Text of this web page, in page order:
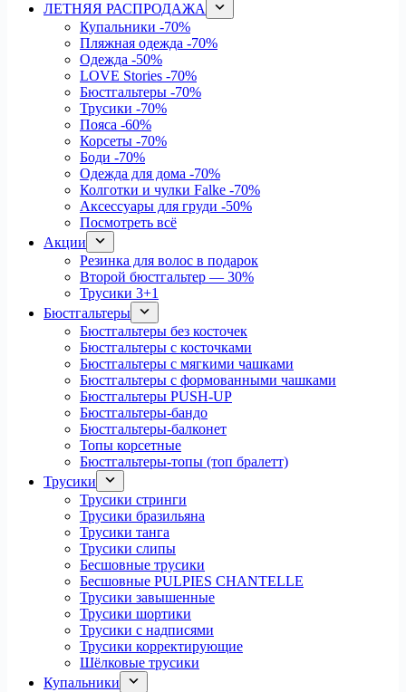
ЛЕТНЯЯ РАСПРОДАЖА
Купальники -70%
Пляжная одежда -70%
Одежда -50%
LOVE Stories -70%
Бюстгальтеры -70%
Трусики -70%
Пояса -60%
Корсеты -70%
Боди -70%
Одежда для дома -70%
Колготки и чулки Falke -70%
Аксессуары для груди -50%
Посмотреть всё
Акции
Резинка для волос в подарок
Второй бюстгальтер — 30%
Трусики 3+1
Бюстгальтеры
Бюстгальтеры без косточек
Бюстгальтеры с косточками
Бюстгальтеры с мягкими чашками
Бюстгальтеры с формованными чашками
Бюстгальтеры PUSH-UP
Бюстгальтеры-бандо
Бюстгальтеры-балконет
Топы корсетные
Бюстгальтеры-топы (топ бралетт)
Трусики
Трусики стринги
Трусики бразильяна
Трусики танга
Трусики слипы
Бесшовные трусики
Бесшовные PULPIES CHANTELLE
Трусики завышенные
Трусики шортики
Трусики с надписями
Трусики корректирующие
Шёлковые трусики
Купальники